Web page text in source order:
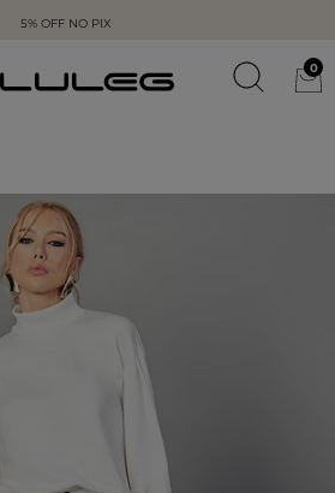
5% OFF NO PIX
0